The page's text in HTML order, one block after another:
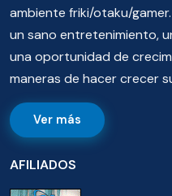
ambiente friki/otaku/
un sano entretenimiento,
una oportunidad de
maneras de hacer crecer
Ver más
AFILIADOS